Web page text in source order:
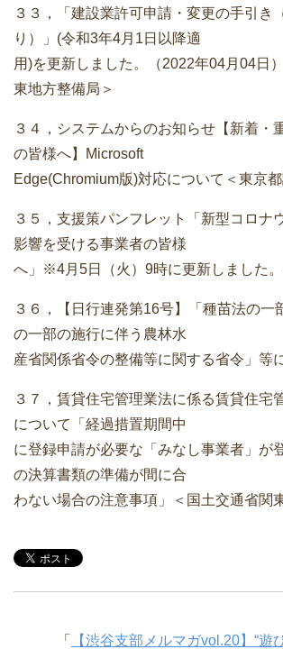
３３，「建設業許可申請・変更の手引き
り）」(令和3年4月1日以降適
用)を更新しました。（2022年04月04日
東地方整備局＞
３４，システムからのお知らせ【新着・
の皆様へ】Microsoft
Edge(Chromium版)対応について＜東京
３５，支援策パンフレット「新型コロナ
影響を受ける事業者の皆様
へ」※4月5日（火）9時に更新しました
３６，【日行連発第16号】「種苗法の一
の一部の施行に伴う農林水
産省関係省令の整備等に関する省令」等
３７，賃貸住宅管理業法に係る賃貸住宅
について「経過措置期間中
に登録申請が必要な「みなし事業者」が
の決算書類の準備が間に合
わない場合の注意事項」＜国土交通省関
「 【渋谷支部メルマガvol.20】“遊